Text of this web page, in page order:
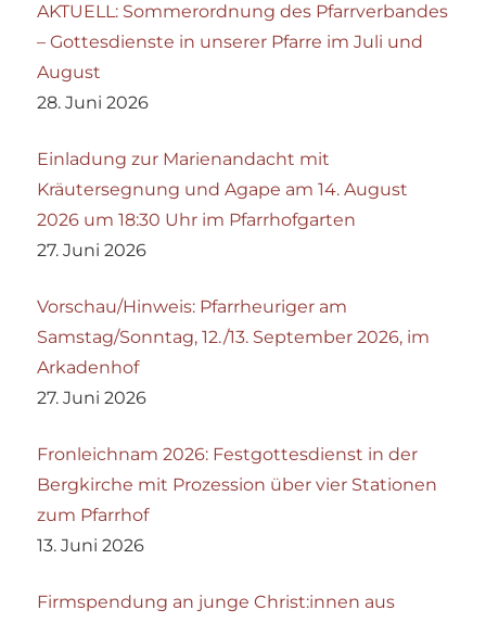
AKTUELL: Sommerordnung des Pfarrverbandes
– Gottesdienste in unserer Pfarre im Juli und
August
28. Juni 2026
Einladung zur Marienandacht mit
Kräutersegnung und Agape am 14. August
2026 um 18:30 Uhr im Pfarrhofgarten
27. Juni 2026
Vorschau/Hinweis: Pfarrheuriger am
Samstag/Sonntag, 12./13. September 2026, im
Arkadenhof
27. Juni 2026
Fronleichnam 2026: Festgottesdienst in der
Bergkirche mit Prozession über vier Stationen
zum Pfarrhof
13. Juni 2026
Firmspendung an junge Christ:innen aus